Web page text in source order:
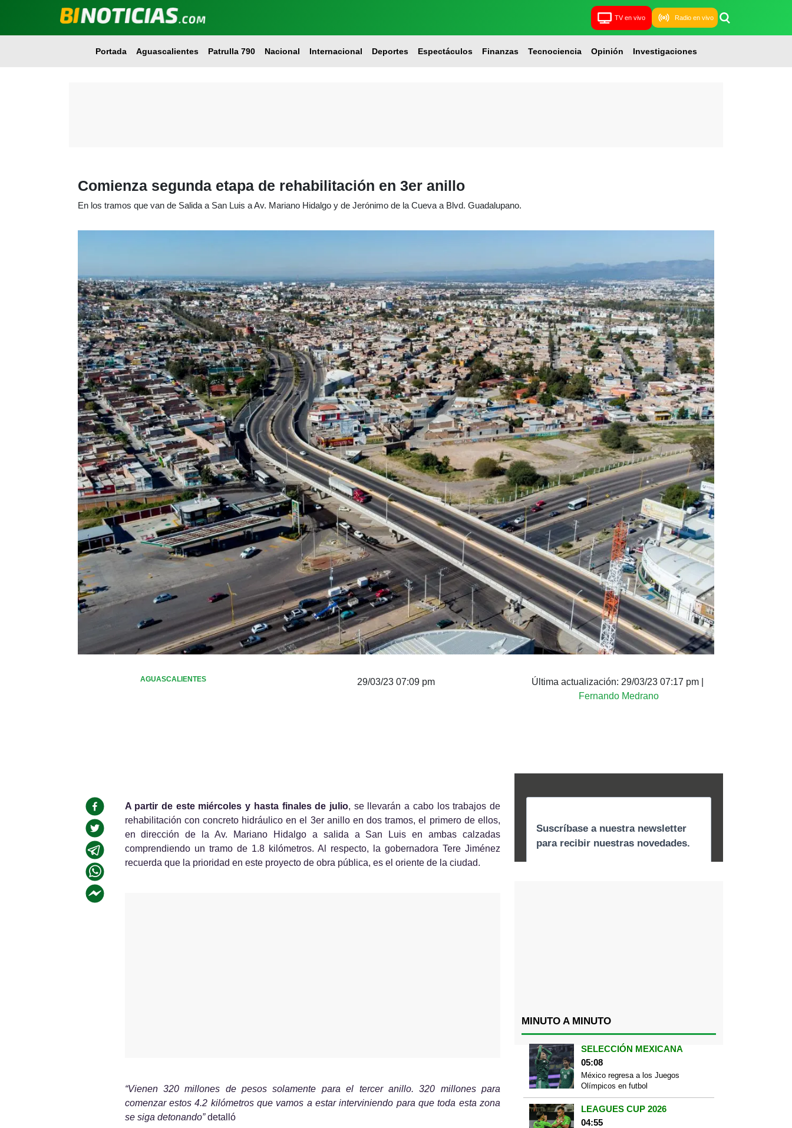
TV en vivo Radio en vivo
Portada Aguascalientes Patrulla 790 Nacional Internacional Deportes Espectáculos Finanzas Tecnociencia Opinión Investigaciones
Comienza segunda etapa de rehabilitación en 3er anillo
En los tramos que van de Salida a San Luis a Av. Mariano Hidalgo y de Jerónimo de la Cueva a Blvd. Guadalupano.
AGUASCALIENTES 29/03/23 07:09 pm Última actualización: 29/03/23 07:17 pm
Fernando Medrano
A partir de este miércoles y hasta finales de julio, se llevarán a cabo los trabajos de
rehabilitación con concreto hidráulico en el 3er anillo en dos tramos, el primero de ellos,
en dirección de la Av. Mariano Hidalgo a salida a San Luis en ambas calzadas
comprendiendo un tramo de 1.8 kilómetros. Al respecto, la gobernadora Tere Jiménez
recuerda que la prioridad en este proyecto de obra pública, es el oriente de la ciudad.
“Vienen 320 millones de pesos solamente para el tercer anillo. 320 millones para
comenzar estos 4.2 kilómetros que vamos a estar interviniendo para que toda esta zona
se siga detonando” detalló
MINUTO A MINUTO
SELECCIÓN MEXICANA
05:08
México regresa a los Juegos
Olímpicos en futbol
LEAGUES CUP 2026
04:55